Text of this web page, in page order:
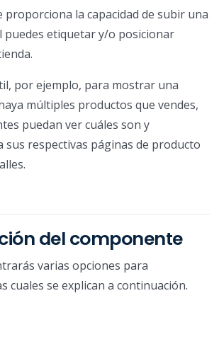
proporciona la capacidad de subir una
puedes etiquetar y/o posicionar
por ejemplo, para mostrar una
múltiples productos que vendes,
puedan ver cuáles son y
sus respectivas páginas de producto
del componente
varias opciones para
cuales se explican a continuación.